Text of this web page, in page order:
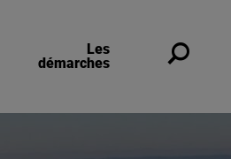
Les
démarches